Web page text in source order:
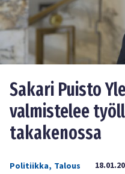
Sakari Puisto
valmistelee
takakenossa
Politiikka, Talous